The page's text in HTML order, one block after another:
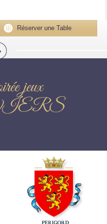
Réserver une Table
jeux